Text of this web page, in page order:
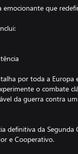
que
por toda a Europa
o combate
da guerra contra
definitiva da
e Cooperativo.